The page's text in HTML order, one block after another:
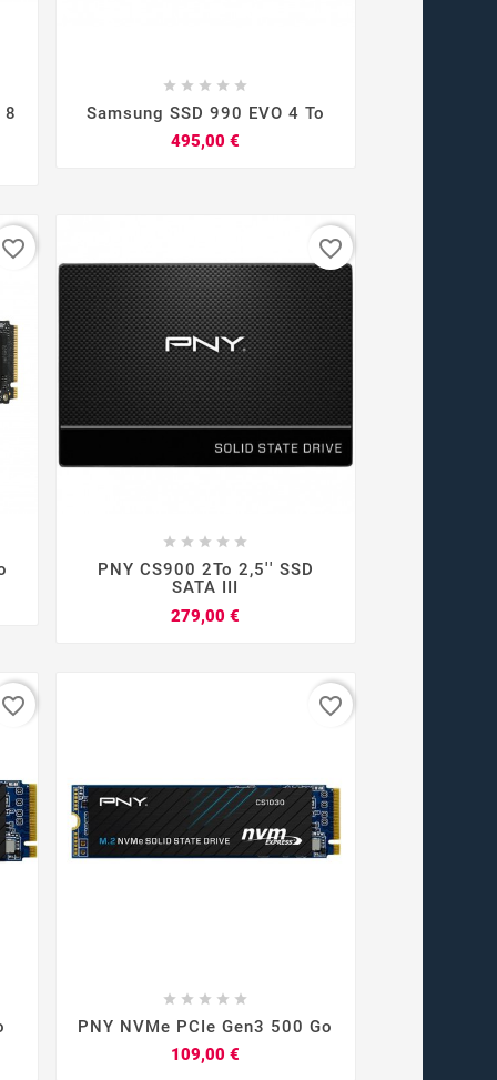
8
 
    
Samsung SSD 990 EVO 4 To
495,00 €
favorite_border
    
PNY CS900 2To 2,5'' SSD
SATA III
279,00 €
favorite_border
favorite_border
 
    
PNY NVMe PCIe Gen3 500 Go
109,00 €
favorite_border